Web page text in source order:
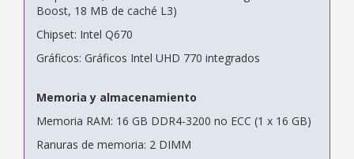
Boost, 18 MB de caché L3)
Chipset: Intel Q670
Gráficos: Gráficos Intel UHD 770 integrados
Memoria y almacenamiento
Memoria RAM: 16 GB DDR4-3200 no ECC (1 x 16 GB)
Ranuras de memoria: 2 DIMM